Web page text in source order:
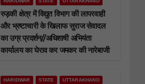
रुड़की क्षेत्र में विद्युत विभाग की लापरवाही
और भ्रष्टाचारी के खिलाफ सुराज सेवादल
का उग्र प्रदर्शन//अधिशाषी अभियंता
कार्यालय का घेराव कर जमकर की नारेबाजी
HARIDWAR STATE UTTARAKHAND